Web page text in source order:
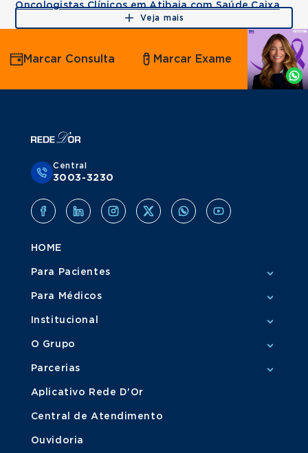
Oncologistas Clínicos em Atibaia com Saúde Caixa
Veja mais
Agende
por
Whatsapp
Marcar Consulta Marcar Exame
Central
3003-3230
HOME
Para Pacientes
Para Médicos
Institucional
O Grupo
Parcerias
Aplicativo Rede D'Or
Central de Atendimento
Ouvidoria